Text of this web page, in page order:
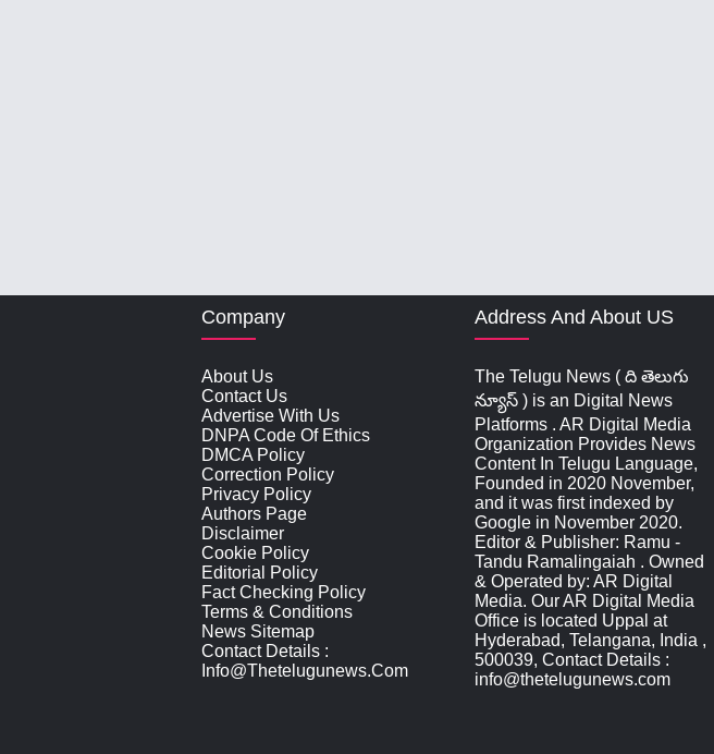
Company
About Us
Contact Us
Advertise With Us
DNPA Code Of Ethics
DMCA Policy
Correction Policy
Privacy Policy
Authors Page
Disclaimer
Cookie Policy
Editorial Policy
Fact Checking Policy
Terms & Conditions
News Sitemap
Contact Details :
Info@thetelugunews.com
Address And About US
The Telugu News ( ది తెలుగు
న్యూస్‌ ) is an Digital News
Platforms . AR Digital Media
Organization Provides News
Content In Telugu Language,
Founded in 2020 November,
and it was first indexed by
Google in November 2020.
Editor & Publisher: Ramu -
Tandu Ramalingaiah . Owned
& Operated by: AR Digital
Media. Our AR Digital Media
Office is located Uppal at
Hyderabad, Telangana, India ,
500039, Contact Details :
info@thetelugunews.com